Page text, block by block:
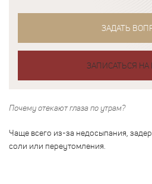
ЗАДАТЬ
ЗАПИСАТЬСЯ
Почему отекают глаза по утрам?
Чаще всего из-за недосыпания,
соли или переутомления.